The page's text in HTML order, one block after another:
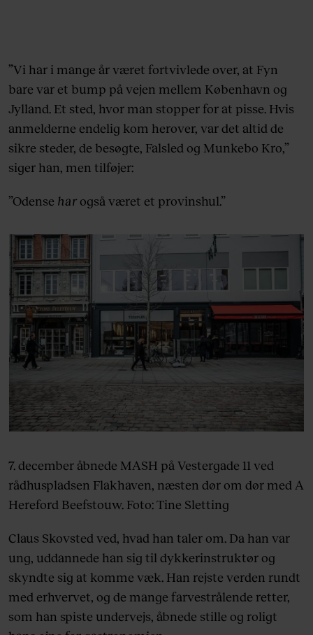
”Vi har i mange år været fortvivlede over, at Fyn
bare var et bump på vejen mellem København og
Jylland. Et sted, hvor man stopper for at pisse. Hvis
anmelderne endelig kom herover, var det altid de
sikre steder, de besøgte, Falsled og Munkebo Kro,”
siger han, men tilføjer:
”Odense har også været et provinshul.”
7. december åbnede MASH på Vestergade 11 ved
rådhuspladsen Flakhaven, næsten dør om dør med A
Hereford Beefstouw. Foto: Tine Sletting
Claus Skovsted ved, hvad han taler om. Da han var
ung, uddannede han sig til dykkerinstruktør og
skyndte sig at komme væk. Han rejste verden rundt
med erhvervet, og de mange farvestrålende retter,
som han spiste undervejs, åbnede stille og roligt